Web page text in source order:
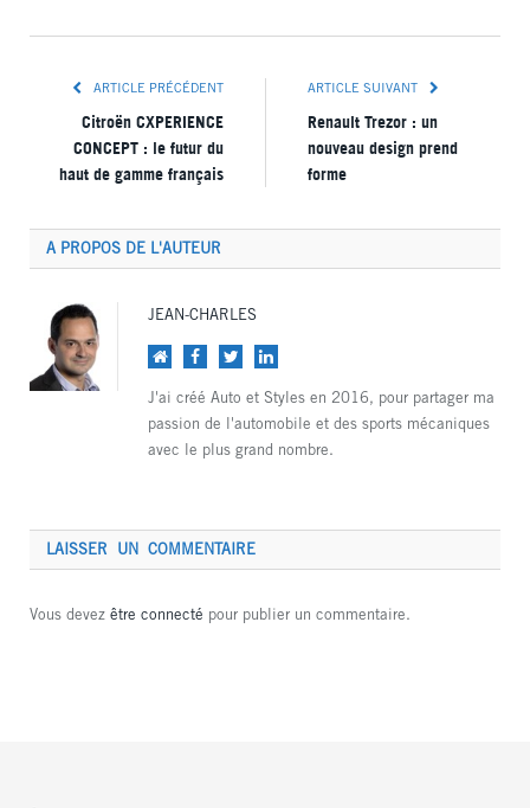
ARTICLE PRÉCÉDENT
Citroën CXPERIENCE
CONCEPT : le futur du
haut de gamme français
ARTICLE SUIVANT
Renault Trezor : un
nouveau design prend
forme
A PROPOS DE L'AUTEUR
JEAN-CHARLES
Site Facebook
TwitterLinkedIn
J'ai créé Auto et Styles en 2016, pour partager ma
passion de l'automobile et des sports mécaniques
avec le plus grand nombre.
LAISSER UN COMMENTAIRE
Vous devez être connecté pour publier un commentaire.